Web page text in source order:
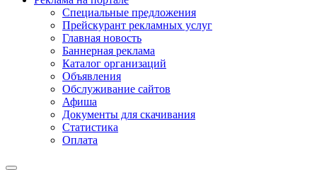
Специальные предложения
Прейскурант рекламных услуг
Главная новость
Баннерная реклама
Каталог организаций
Объявления
Обслуживание сайтов
Афиша
Документы для скачивания
Статистика
Оплата